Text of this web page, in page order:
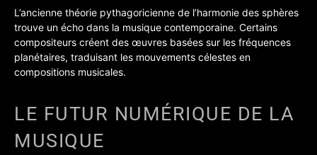
L’ancienne théorie pythagoricienne de l’harmonie des sphères
trouve un écho dans la musique contemporaine. Certains
compositeurs créent des œuvres basées sur les fréquences
planétaires, traduisant les mouvements célestes en
compositions musicales.
LE FUTUR NUMÉRIQUE DE LA
MUSIQUE